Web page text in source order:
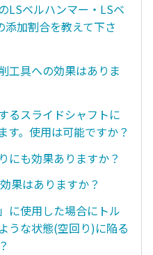
LSベルハンマー・LSベ
添加割合を教えて下さ
工具への効果はありま
るスライドシャフトに
す。使用は可能ですか？
にも効果ありますか？
果はありますか？
に使用した場合にトル
うな状態(空回り)に陥る